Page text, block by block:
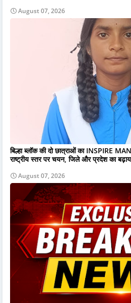
August 07, 2026
बिल्हा ब्लॉक की दो छात्राओं का INSPIRE
राष्ट्रीय स्तर पर चयन, जिले और प्रदेश का
August 07, 2026